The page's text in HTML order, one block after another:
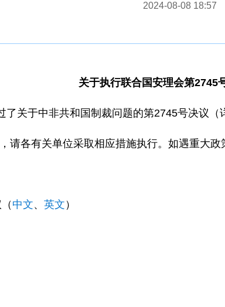
2024-08-08 18:57
关于执行联合国安理会第2745
关于中非共和国制裁问题的第2745号决议（
请各有关单位采取相应措施执行。如遇重大政
中文、 英文 ）